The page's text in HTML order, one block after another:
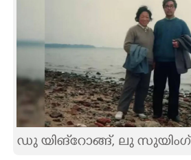
ASTRO
CARTOONS
ഡു യിങ്‌റോങ്ങ്, ലു സുയിംഗ്